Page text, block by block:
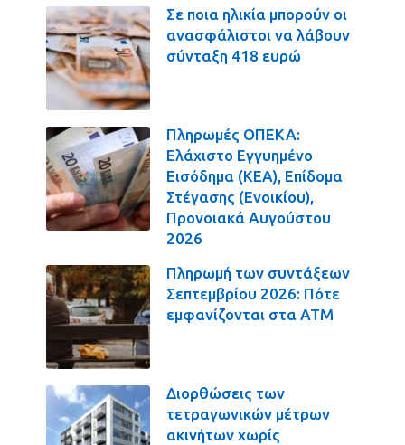
Σε ποια ηλικία μπορούν οι
ανασφάλιστοι να λάβουν
σύνταξη 418 ευρώ
Πληρωμές ΟΠΕΚΑ:
Ελάχιστο Εγγυημένο
Εισόδημα (ΚΕΑ), Επίδομα
Στέγασης (Ενοικίου),
Προνοιακά Αυγούστου
2026
Πληρωμή των συντάξεων
Σεπτεμβρίου 2026: Πότε
εμφανίζονται στα ΑΤΜ
Διορθώσεις των
τετραγωνικών μέτρων
ακινήτων χωρίς